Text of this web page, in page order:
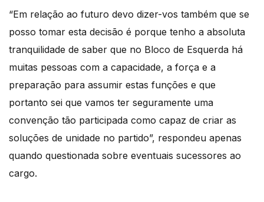
“Em relação ao futuro devo dizer-vos também que se
posso tomar esta decisão é porque tenho a absoluta
tranquilidade de saber que no Bloco de Esquerda há
muitas pessoas com a capacidade, a força e a
preparação para assumir estas funções e que
portanto sei que vamos ter seguramente uma
convenção tão participada como capaz de criar as
soluções de unidade no partido”, respondeu apenas
quando questionada sobre eventuais sucessores ao
cargo.